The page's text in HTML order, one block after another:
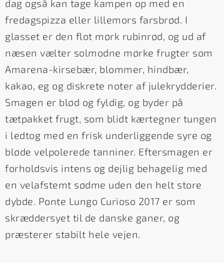
dag også kan tage kampen op med en
fredagspizza eller lillemors farsbrød. I
glasset er den flot mørk rubinrød, og ud af
næsen vælter solmodne mørke frugter som
Amarena-kirsebær, blommer, hindbær,
kakao, eg og diskrete noter af julekrydderier.
Smagen er blød og fyldig, og byder på
tætpakket frugt, som blidt kærtegner tungen
i ledtog med en frisk underliggende syre og
bløde velpolerede tanniner. Eftersmagen er
forholdsvis intens og dejlig behagelig med
en velafstemt sødme uden den helt store
dybde. Ponte Lungo Curioso 2017 er som
skræddersyet til de danske ganer, og
præsterer stabilt hele vejen.